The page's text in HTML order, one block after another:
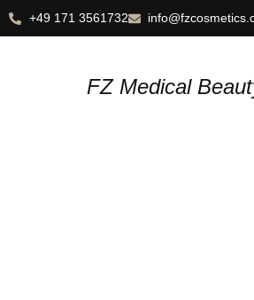
+49 171 3561732
FZ Medical